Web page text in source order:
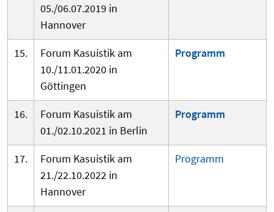
05./06.07.2019 in
Hannover
15.
Forum Kasuistik am
10./11.01.2020 in
Göttingen
Programm
16.
Forum Kasuistik am
01./02.10.2021 in Berlin
Programm
17.
Forum Kasuistik am
21./22.10.2022 in
Hannover
Programm